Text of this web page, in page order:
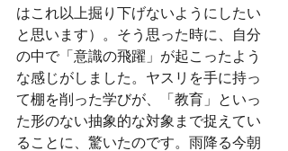
はこれ以上掘り下げないようにしたい
と思います）。そう思った時に、自分
の中で「意識の飛躍」が起こったよう
な感じがしました。ヤスリを手に持っ
て棚を削った学びが、「教育」といっ
た形のない抽象的な対象まで捉えてい
ることに、驚いたのです。雨降る今朝